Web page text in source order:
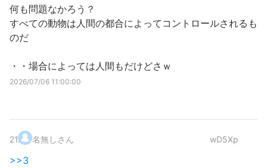
何も問題なかろう？
すべての動物は人間の都合によってコントロールされるも
のだ
・・場合によっては人間もだけどさｗ
2026/07/06 11:00:00
21. 名無しさん wD5Xp
>>3